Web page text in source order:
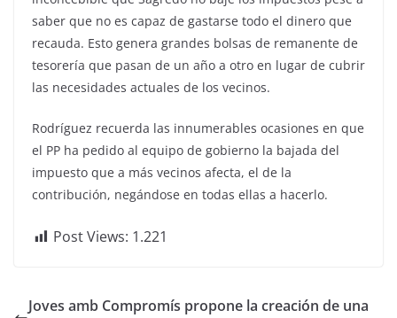
saber que no es capaz de gastarse todo el dinero que
recauda. Esto genera grandes bolsas de remanente de
tesorería que pasan de un año a otro en lugar de cubrir
las necesidades actuales de los vecinos.
Rodríguez recuerda las innumerables ocasiones en que
el PP ha pedido al equipo de gobierno la bajada del
impuesto que a más vecinos afecta, el de la
contribución, negándose en todas ellas a hacerlo.
Post Views: 1.221
Joves amb Compromís propone la creación de una